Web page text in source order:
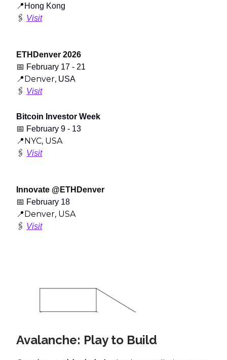
📍 Hong Kong
🖇️ Visit
ETHDenver 2026
📅 February 17 - 21
📍Denver, USA
🖇️ Visit
Bitcoin Investor Week
📅 February 9 - 13
📍NYC, USA
🖇️ Visit
Innovate @ETHDenver
📅 February 18
📍Denver, USA
🖇️ Visit
Avalanche: Play to Build